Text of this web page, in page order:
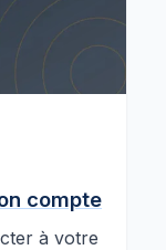
compte
à votre